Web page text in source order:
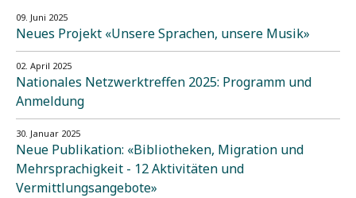
09. Juni 2025
Neues Projekt «Unsere Sprachen, unsere Musik»
02. April 2025
Nationales Netzwerktreffen 2025: Programm und
Anmeldung
30. Januar 2025
Neue Publikation: «Bibliotheken, Migration und
Mehrsprachigkeit - 12 Aktivitäten und
Vermittlungsangebote»